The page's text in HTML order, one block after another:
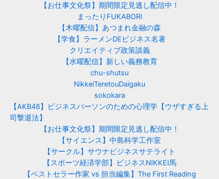
【お仕事文化祭】期間限定見逃し配信中！
まったりFUKABORI
【木曜配信】あつまれ金融の森
【学食】ラーメンDEビジネス名著
クリエイティブ政策談義
【水曜配信】新しい義務教育
chu-shutsu
NikkeiTeretouDaigaku
sokokara
【AKB48】ビジネスパーソンのための心理学【ウザすぎる上
司撃退法】
【お仕事文化祭】期間限定見逃し配信中！
【サイエンス】中島科学工作室
【サークル】サウナビジネスサテライト
【スポーツ経済学部】ビジネスNIKKEI馬
【ベストセラー作家 vs 担当編集】The First Reading